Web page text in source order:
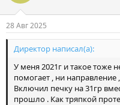
28 Авг 2025
Директор написал(а):
У меня 2021г и такое тоже
помогает , ни
Включил печку на 31гр
прошло . Как тряпкой